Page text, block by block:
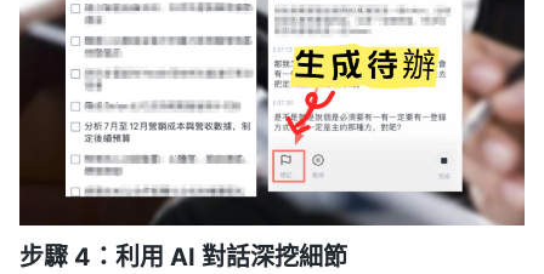
步驟 4：利用 AI 對話深挖細節